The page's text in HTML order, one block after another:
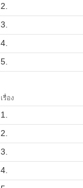
2.
3.
4.
5.
เรื่อง
1.
2.
3.
4.